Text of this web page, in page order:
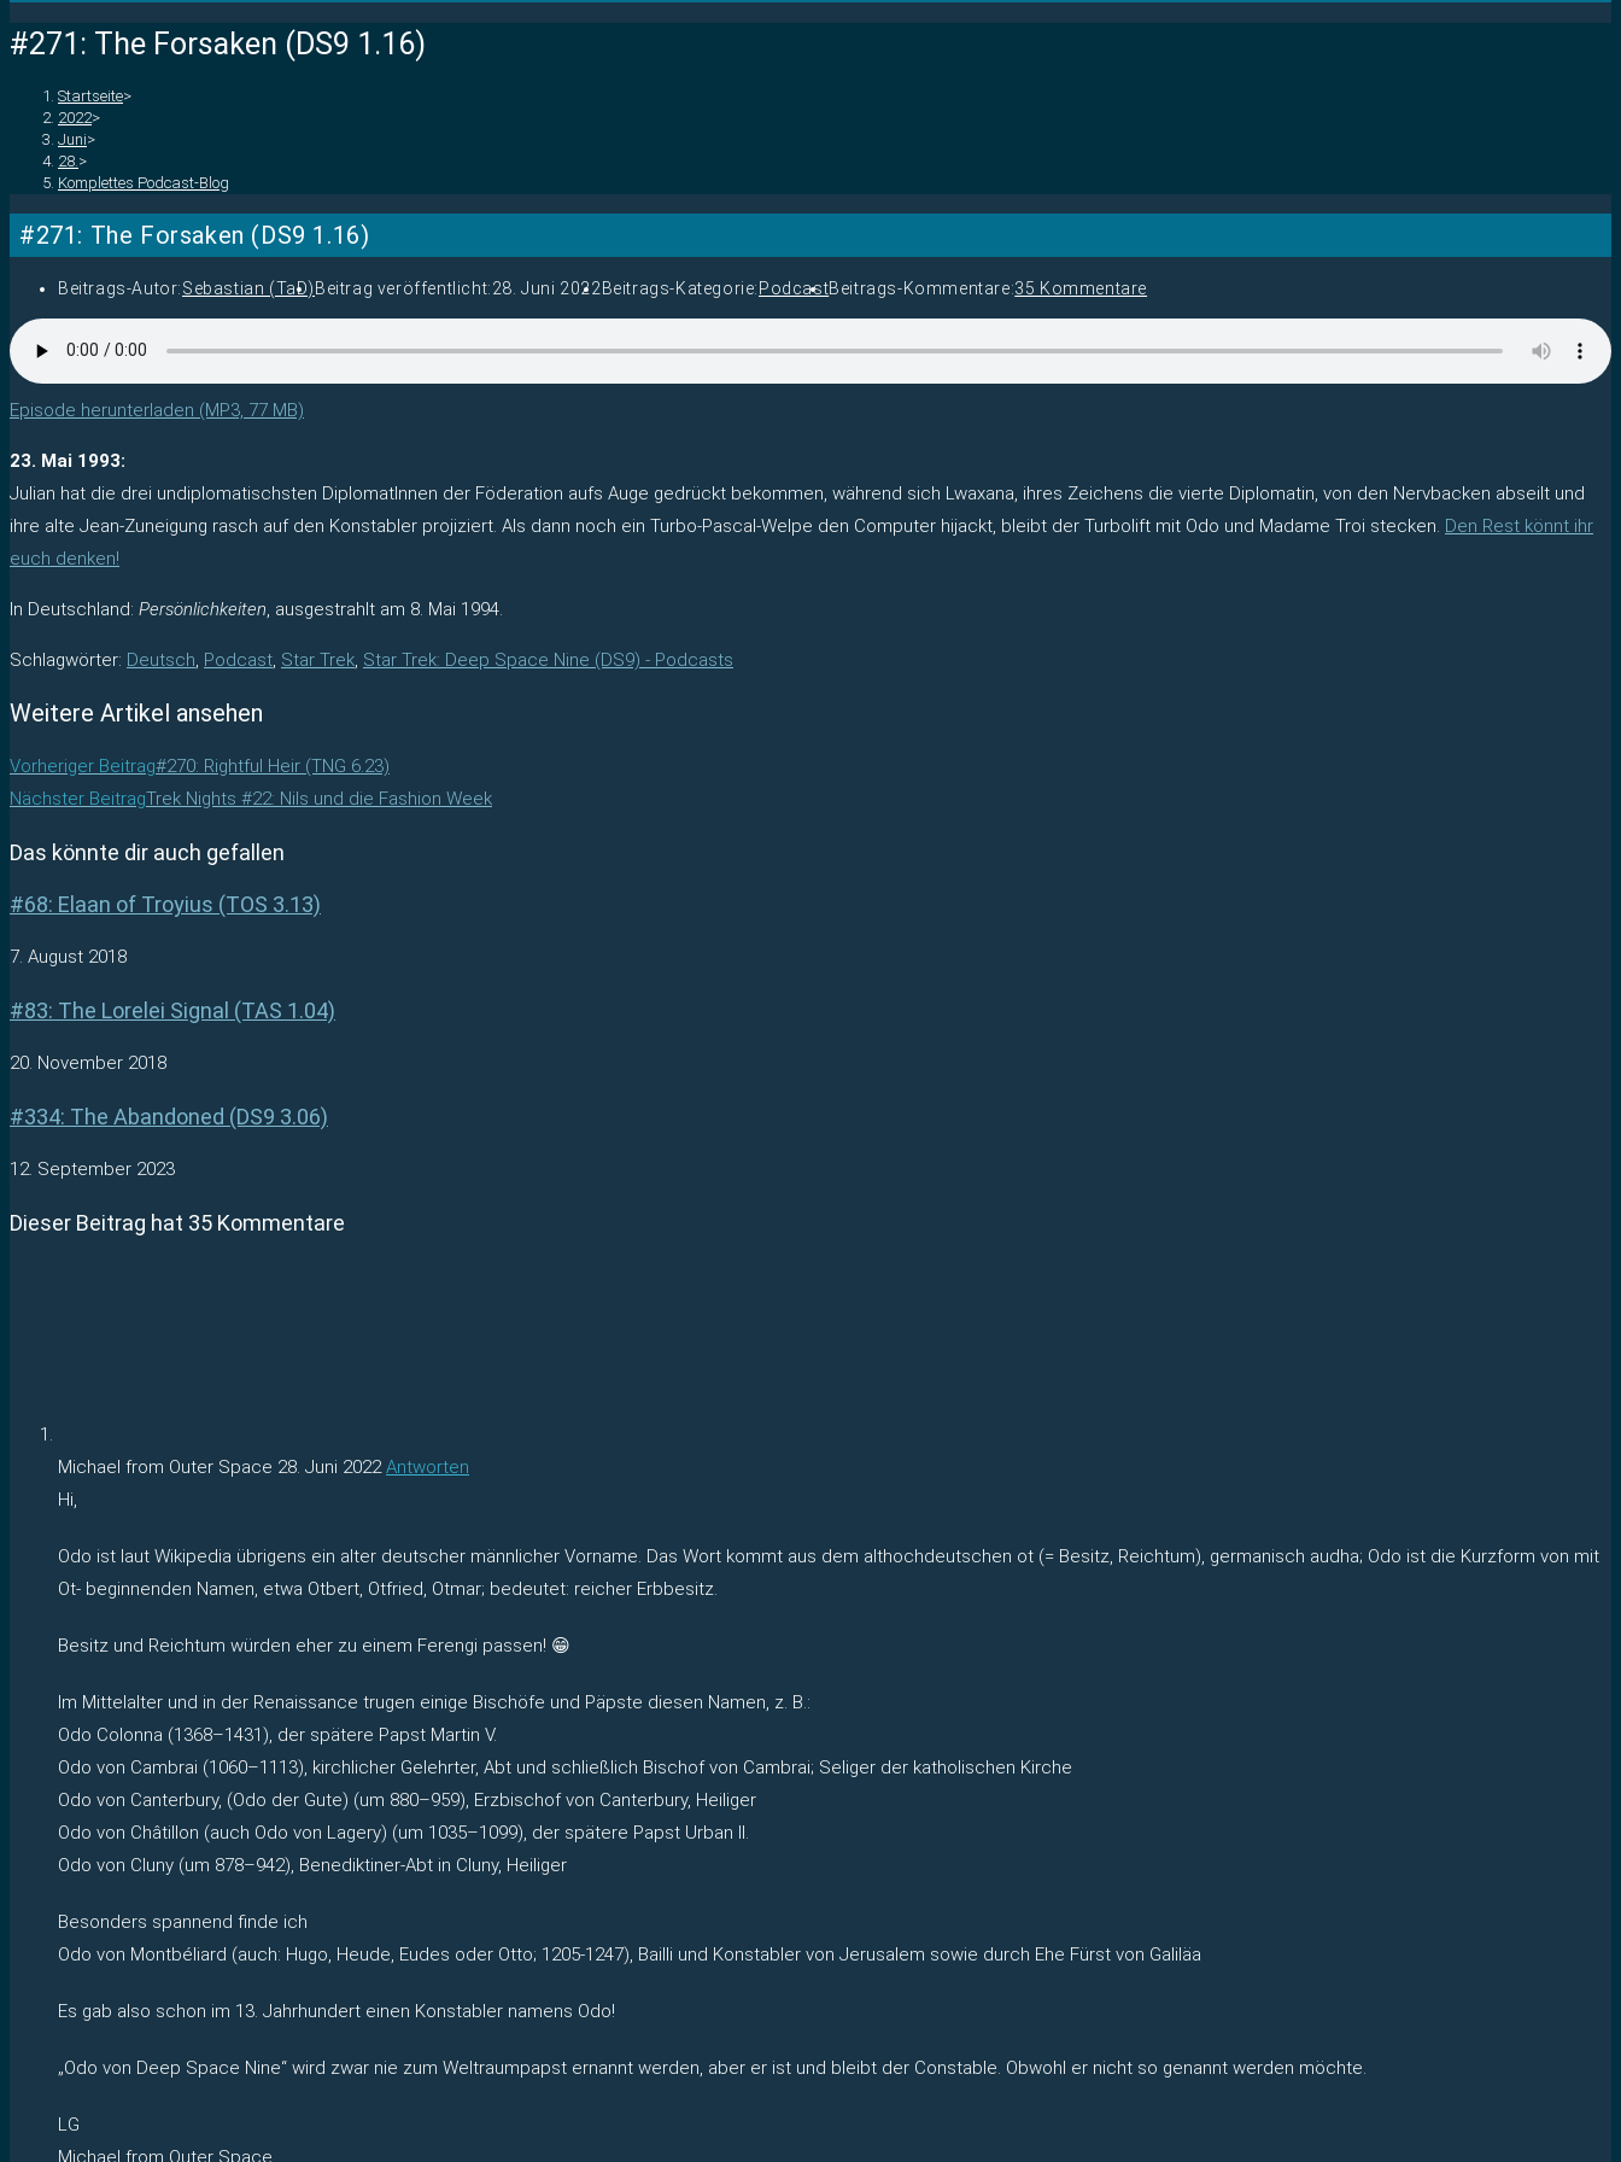
#271: The Forsaken (DS9 1.16)
Startseite>
2022>
Juni>
28. >
Komplettes Podcast-Blog
#271: The Forsaken (DS9 1.16)
Beitrags-Autor:Sebastian (TaD) Beitrag veröffentlicht:28. Juni 2022 Beitrags-Kategorie: PodcastBeitrags-Kommentare:35 Kommentare
Episode herunterladen (MP3, 77 MB)
23. Mai 1993:
Julian hat die drei undiplomatischsten DiplomatInnen der Föderation aufs Auge gedrückt bekommen, während sich Lwaxana, ihres Zeichens die vierte Diplomatin, von den Nervbacken abseilt und
ihre alte Jean-Zuneigung rasch auf den Konstabler projiziert. Als dann noch ein Turbo-Pascal-Welpe den Computer hijackt, bleibt der Turbolift mit Odo und Madame Troi stecken. Den Rest könnt ihr
euch denken!
In Deutschland: Persönlichkeiten, ausgestrahlt am 8. Mai 1994.
Schlagwörter: Deutsch, Podcast, Star Trek, Star Trek: Deep Space Nine (DS9) - Podcasts
Weitere Artikel ansehen
Vorheriger Beitrag#270: Rightful Heir (TNG 6.23)
Nächster BeitragTrek Nights #22: Nils und die Fashion Week
Das könnte dir auch gefallen
#68: Elaan of Troyius (TOS 3.13)
7. August 2018
#83: The Lorelei Signal (TAS 1.04)
20. November 2018
#334: The Abandoned (DS9 3.06)
12. September 2023
Dieser Beitrag hat 35 Kommentare
Michael from Outer Space 28. Juni 2022 Antworten
Hi,
Odo ist laut Wikipedia übrigens ein alter deutscher männlicher Vorname. Das Wort kommt aus dem althochdeutschen ot (= Besitz, Reichtum), germanisch audha; Odo ist die Kurzform von mit
Ot- beginnenden Namen, etwa Otbert, Otfried, Otmar; bedeutet: reicher Erbbesitz.
Besitz und Reichtum würden eher zu einem Ferengi passen! 😁
Im Mittelalter und in der Renaissance trugen einige Bischöfe und Päpste diesen Namen, z. B.:
Odo Colonna (1368–1431), der spätere Papst Martin V.
Odo von Cambrai (1060–1113), kirchlicher Gelehrter, Abt und schließlich Bischof von Cambrai; Seliger der katholischen Kirche
Odo von Canterbury, (Odo der Gute) (um 880–959), Erzbischof von Canterbury, Heiliger
Odo von Châtillon (auch Odo von Lagery) (um 1035–1099), der spätere Papst Urban II.
Odo von Cluny (um 878–942), Benediktiner-Abt in Cluny, Heiliger
Besonders spannend finde ich
Odo von Montbéliard (auch: Hugo, Heude, Eudes oder Otto; 1205-1247), Bailli und Konstabler von Jerusalem sowie durch Ehe Fürst von Galiläa
Es gab also schon im 13. Jahrhundert einen Konstabler namens Odo!
„Odo von Deep Space Nine“ wird zwar nie zum Weltraumpapst ernannt werden, aber er ist und bleibt der Constable. Obwohl er nicht so genannt werden möchte.
LG
Michael from Outer Space